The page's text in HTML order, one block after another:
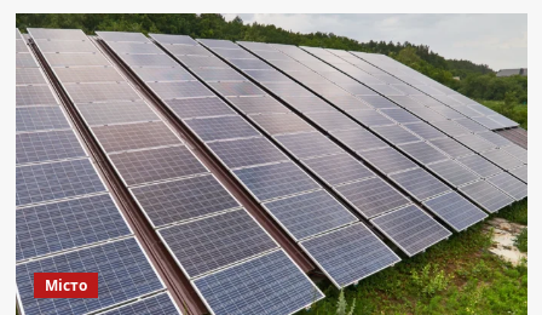
Місто